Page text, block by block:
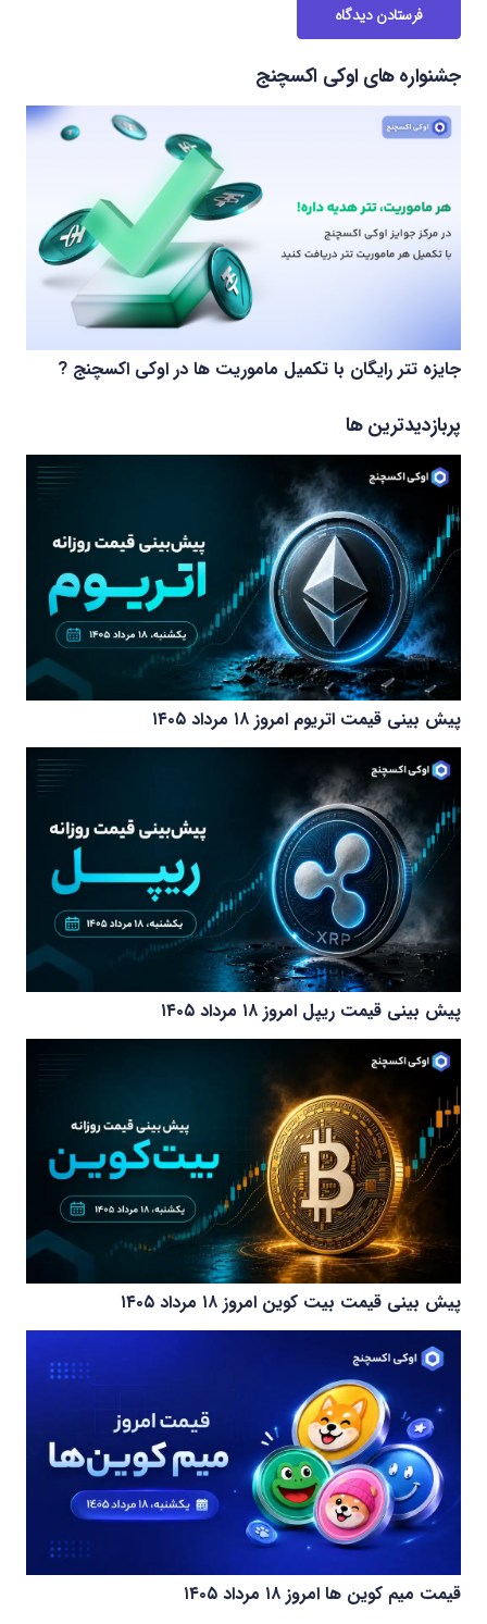
فرستادن دیدگاه
جشنواره های اوکی اکسچنج
جایزه تتر رایگان با تکمیل ماموریت ها در اوکی اکسچنج ?
پربازدیدترین ها
پیش بینی قیمت اتریوم امروز ۱۸ مرداد ۱۴۰۵
پیش بینی قیمت ریپل امروز ۱۸ مرداد ۱۴۰۵
پیش بینی قیمت بیت کوین امروز ۱۸ مرداد ۱۴۰۵
قیمت میم کوین‌ ها امروز ۱۸ مرداد ۱۴۰۵